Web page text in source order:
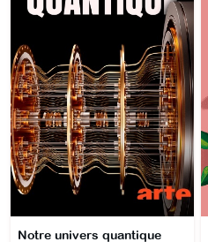
Notre univers quantique